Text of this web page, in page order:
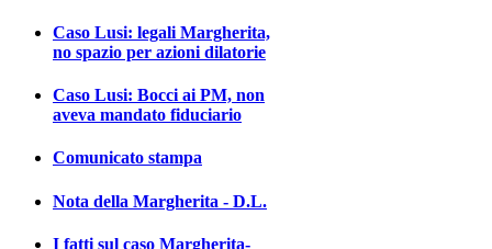
Caso Lusi: legali Margherita,
no spazio per azioni dilatorie
Caso Lusi: Bocci ai PM, non
aveva mandato fiduciario
Comunicato stampa
Nota della Margherita - D.L.
I fatti sul caso Margherita-